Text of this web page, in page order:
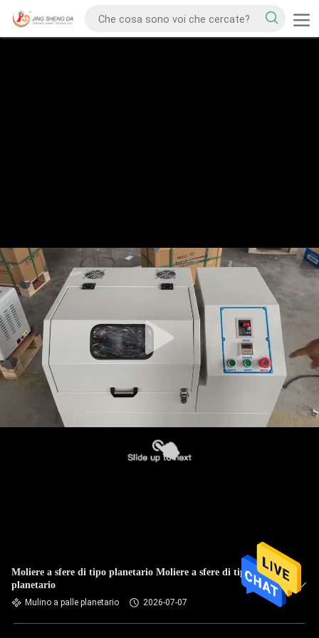
Moliere a sfere di tipo planetario Moliere a sfere di tipo
planetario
Mulino a palle planetario 2026-07-07